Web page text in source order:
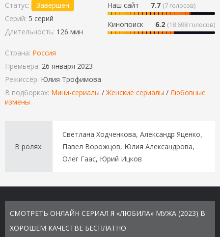
Наш сайт 7.7 (7 голосов)
Кинопоиск 6.2 (18 698 голосов)
Статус:
Завершен
Серий: 5 серий
Длительность: 126 мин
Страна: Россия
Премьера: 26 января 2023
Режиссёр: Юлия Трофимова
В подборках: Мини-сериалы /Женские сериалы /Любовные
измены
В ролях:
Светлана Ходченкова, Александр Яценко,
Павел Ворожцов, Юлия Александрова,
Олег Гаас, Юрий Ицков
СМОТРЕТЬ ОНЛАЙН СЕРИАЛ Я «ЛЮБИЛА» МУЖА (2023) В
ХОРОШЕМ КАЧЕСТВЕ БЕСПЛАТНО